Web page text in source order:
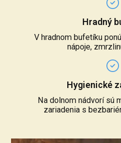
Hradný
V hradnom bufetíku
nápoje,
Hygienické
Na dolnom nádvorí sú
zariadenia s